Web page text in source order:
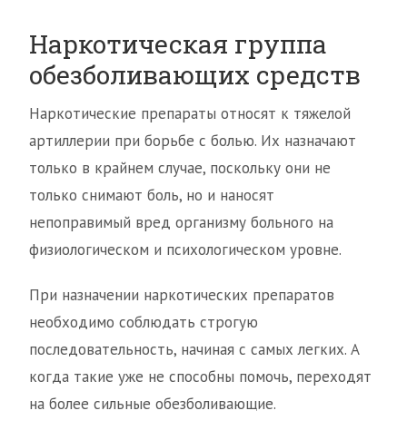
Наркотическая группа
обезболивающих средств
Наркотические препараты относят к тяжелой
артиллерии при борьбе с болью. Их назначают
только в крайнем случае, поскольку они не
только снимают боль, но и наносят
непоправимый вред организму больного на
физиологическом и психологическом уровне.
При назначении наркотических препаратов
необходимо соблюдать строгую
последовательность, начиная с самых легких. А
когда такие уже не способны помочь, переходят
на более сильные обезболивающие.